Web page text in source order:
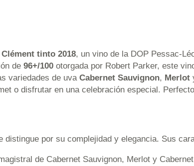
tinto 2018, un vino de la DOP Pessac-
de 96+/100 otorgada por Robert Parker, este
variedades de uva Cabernet Sauvignon, Merlot
o disfrutar en una celebración especial.
distingue por su complejidad y elegancia. Sus
de Cabernet Sauvignon, Merlot y